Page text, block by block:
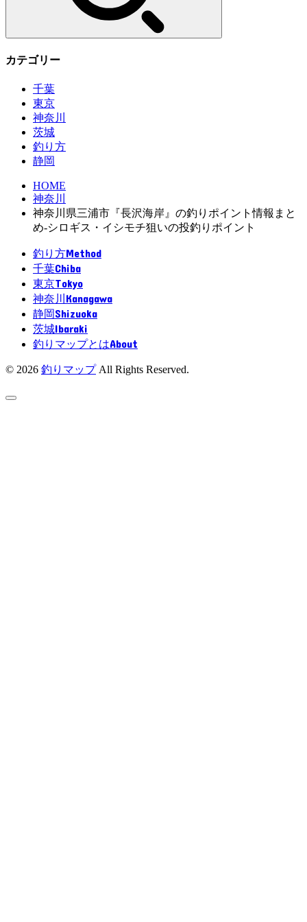
カテゴリー
千葉
東京
神奈川
茨城
釣り方
静岡
HOME
神奈川
神奈川県三浦市『長沢海岸』の釣りポイント情報まと
め-シロギス・イシモチ狙いの投釣りポイント
釣り方Method
千葉Chiba
東京Tokyo
神奈川 Kanagawa
静岡Shizuoka
茨城Ibaraki
釣りマップとはAbout
© 2026 釣りマップAll Rights Reserved.